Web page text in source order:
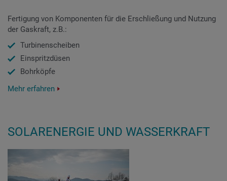
Fertigung von Komponenten für die Erschließung und Nutzung
der Gaskraft, z.B.:
Turbinenscheiben
Einspritzdüsen
Bohrköpfe
Mehr erfahren
SOLARENERGIE UND WASSERKRAFT